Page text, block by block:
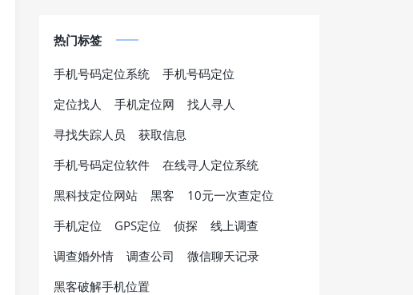
热门标签
手机号码定位系统
手机号码定位
定位找人
手机定位网
找人寻人
寻找失踪人员
获取信息
手机号码定位软件
在线寻人定位系统
黑科技定位网站
黑客
10元一次查定位
手机定位
GPS定位 侦探
线上调查
调查婚外情
调查公司
微信聊天记录
黑客破解手机位置